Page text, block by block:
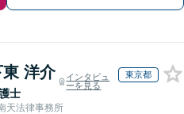
東 洋介
士
インタビュ
ーを見る
東京都
天法律事務所